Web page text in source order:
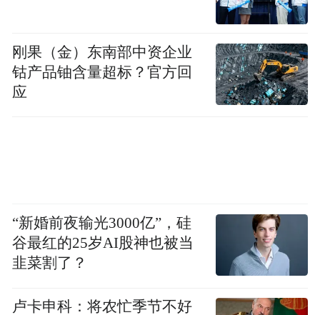
刚果（金）东南部中资企业
钴产品铀含量超标？官方回
应
“新婚前夜输光3000亿”，硅
谷最红的25岁AI股神也被当
韭菜割了？
卢卡申科：将农忙季节不好